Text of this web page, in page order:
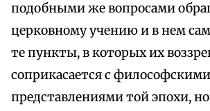
подобными же вопросами
церковному учению и в нем
те пункты, в которых их
соприкасается с философскими
представлениями той эпохи,